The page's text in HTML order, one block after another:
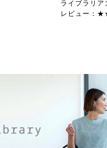
ライブラリア
レビュー